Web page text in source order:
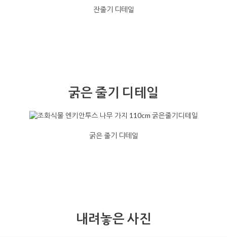
잔줄기 디테일
굵은 줄기 디테일
굵은 줄기 디테일
내려놓은 사진